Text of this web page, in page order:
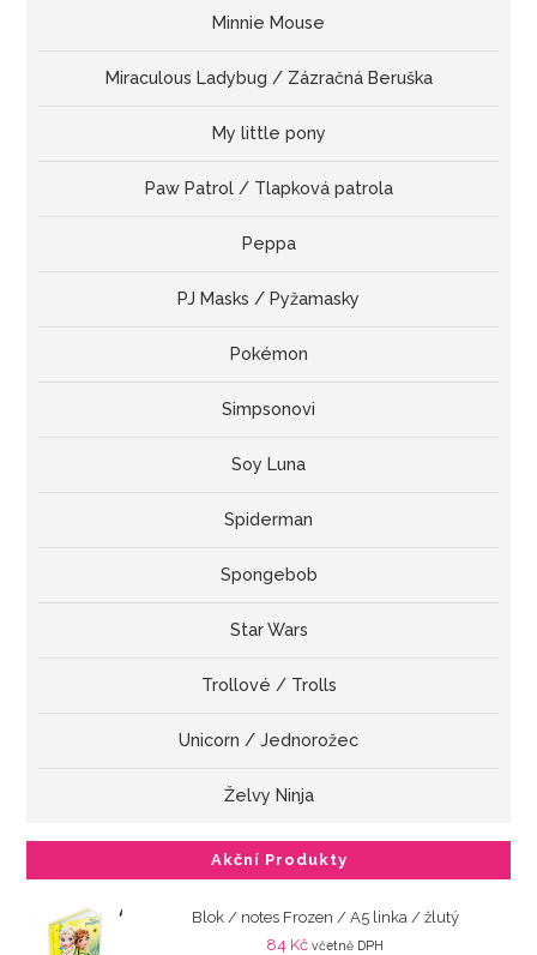
Minnie Mouse
Miraculous Ladybug / Zázračná Beruška
My little pony
Paw Patrol / Tlapková patrola
Peppa
PJ Masks / Pyžamasky
Pokémon
Simpsonovi
Soy Luna
Spiderman
Spongebob
Star Wars
Trollové / Trolls
Unicorn / Jednorožec
Želvy Ninja
Akční Produkty
Blok / notes Frozen / A5 linka / žlutý
84 Kč včetně DPH